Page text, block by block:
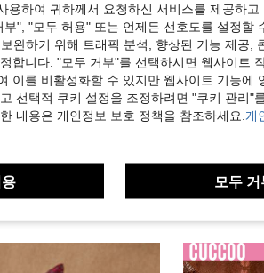
도움이 됨 (17)
용하여 귀하께서 요청하신 서비스를 제공하고
", "모두 허용" 또는 언제든 선호도를 설정할
완하기 위해 트래픽 분석, 향상된 기능 제공,
합니다. "모두 거부"를 선택하시면 웹사이트
이를 비활성화할 수 있지만 웹사이트 기능에
선택적 쿠키 설정을 조정하려면 "쿠키 관리"
내용은 개인정보 보호 정책을 참조하세요. 개
모두 거